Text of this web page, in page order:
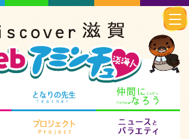
知られざる滋賀 となりの先生
まるまる地元ネタ プロジェクト